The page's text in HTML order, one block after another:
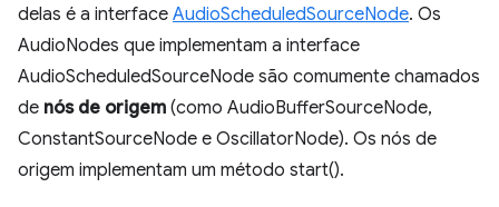
delas é a interface AudioScheduledSourceNode. Os
AudioNodes que implementam a interface
AudioScheduledSourceNode são comumente chamados
de nós de origem (como AudioBufferSourceNode,
ConstantSourceNode e OscillatorNode). Os nós de
origem implementam um método start().